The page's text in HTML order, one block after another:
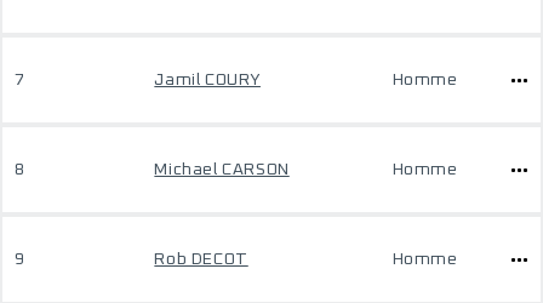
7 Jamil COURY Homme
8 Michael CARSON Homme
9 Rob DECOT Homme